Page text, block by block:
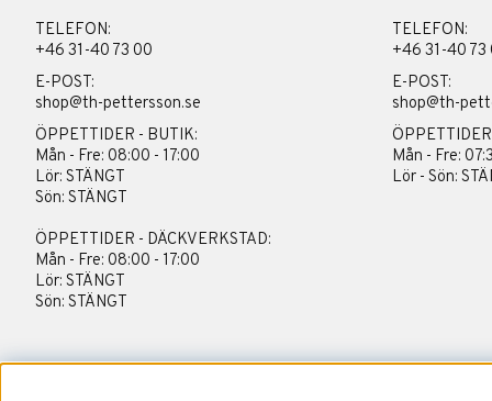
TELEFON:
+46 31-40 73 00
E-POST:
shop@th-pettersson.se
ÖPPETTIDER - BUTIK:
Mån - Fre: 08:00 - 17:00
Lör: STÄNGT
Sön: STÄNGT
ÖPPETTIDER - DÄCKVERKSTAD:
Mån - Fre: 08:00 - 17:00
Lör: STÄNGT
Sön: STÄNGT
TELEFON:
+46 31-40 73
E-POST:
shop@th-
Mån - Fre:
Lör - Sön: